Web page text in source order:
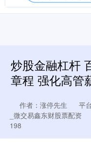
炒股金融杠杆
章程 强化高管
作者：涨停先生
平
_微交易鑫东财股票配资
198